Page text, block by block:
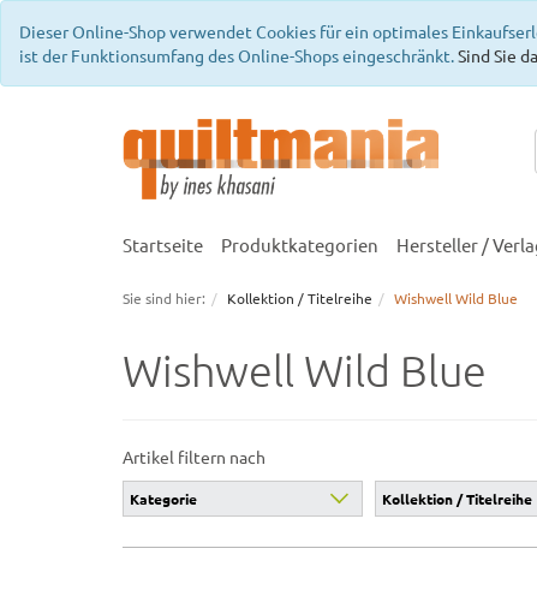
Dieser Online-Shop verwendet Cookies für ein optimales
ist der Funktionsumfang des Online-Shops eingeschränkt.Sind Sie
Startseite Produktkategorien Hersteller /
Sie sind hier: Kollektion / Titelreihe Wishwell Wild Blue
Wishwell Wild Blue
Artikel filtern nach
Kategorie Kollektion / Titelreihe